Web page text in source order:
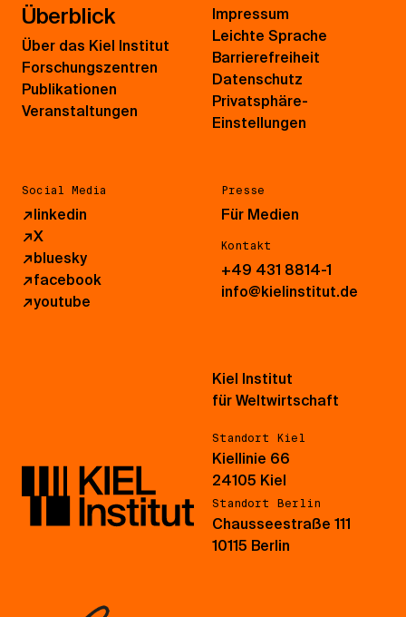
Überblick
Über das Kiel Institut
Forschungszentren
Publikationen
Veranstaltungen
Social Media
↗linkedin
↗X
↗bluesky
↗facebook
↗youtube
Presse
Für Medien
Kontakt
+49 431 8814-1
info@kielinstitut.de
Impressum
Leichte Sprache
Barrierefreiheit
Datenschutz
Privatsphäre-
Einstellungen
Kiel Institut
für Weltwirtschaft
Standort Kiel
Kiellinie 66
24105 Kiel
Standort Berlin
Chausseestraße 111
10115 Berlin